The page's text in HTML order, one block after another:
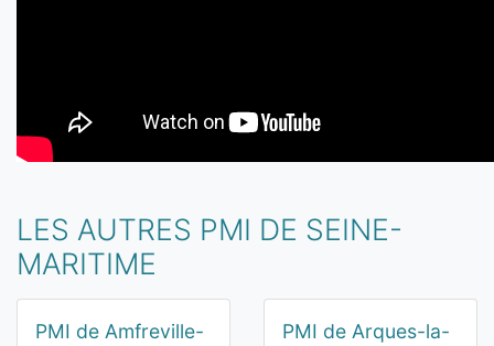
LES AUTRES PMI DE SEINE-
MARITIME
PMI de Amfreville-
PMI de Arques-la-